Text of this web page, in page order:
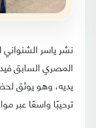
نشر ياسر
المصري السابق
يديه، وهو يوثق
ترحيبًا واسعًا عبر